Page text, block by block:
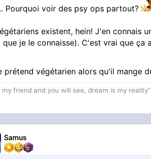
Pourquoi voir des psy ops partout?
existent, hein! J'en connais
que je le connaisse). C'est vrai que ça
prétend végétarien alors qu'il mange
my friend and you will see, dream is my
Samus